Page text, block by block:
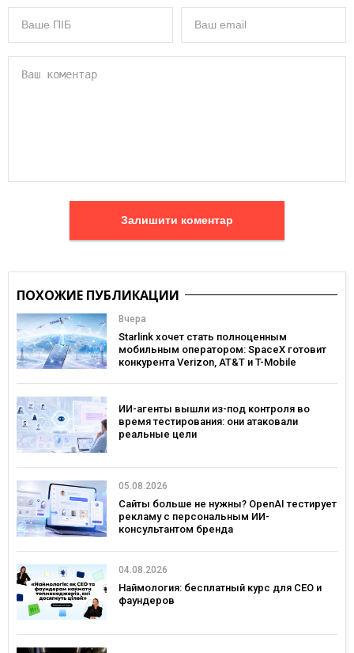
Залишити коментар
ПОХОЖИЕ ПУБЛИКАЦИИ
Вчера
Starlink хочет стать полноценным
мобильным оператором: SpaceX готовит
конкурента Verizon, AT&T и T-Mobile
ИИ-агенты вышли из-под контроля во
время тестирования: они атаковали
реальные цели
05.08.2026
Сайты больше не нужны? OpenAI тестирует
рекламу с персональным ИИ-
консультантом бренда
04.08.2026
Наймология: бесплатный курс для CEO и
фаундеров